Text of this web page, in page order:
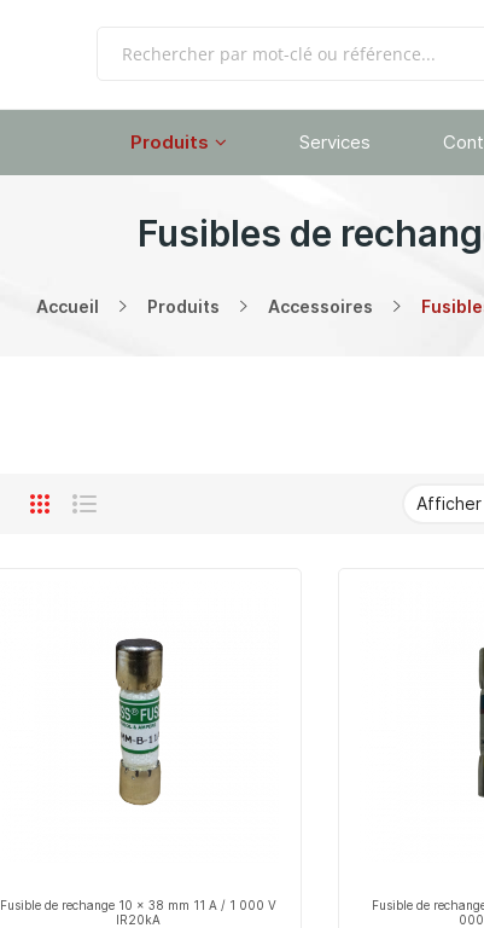
Produits Services
Fusibles de
Accueil Produits Accessoires
Grille
Fusible de rechange 10 x 38 mm 11 A / 1 000 V
IR20kA
Fusible de
000